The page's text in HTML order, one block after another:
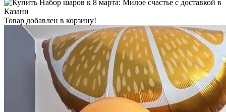
Товар добавлен в корзину!